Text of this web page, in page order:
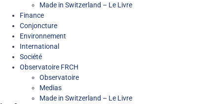
Made in Switzerland – Le Livre
Finance
Conjoncture
Environnement
International
Société
Observatoire FRCH
Observatoire
Medias
Made in Switzerland – Le Livre